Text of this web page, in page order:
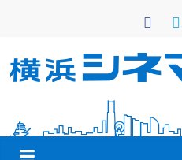
ン
横
浜